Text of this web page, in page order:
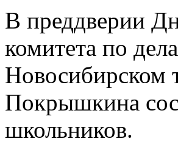
В преддверии
комитета по
Новосибирском
Покрышкина
школьников.